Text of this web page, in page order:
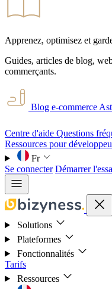
Apprenez, optimisez et
Guides, articles de blog,
commerçants.
Blog e-commerce
Centre d'aide Questions
Ressources pour
Fr
Se connecter Démarrer
Solutions
Plateformes
Fonctionnalités
Tarifs
Ressources